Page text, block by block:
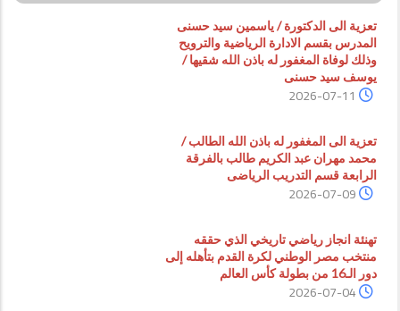
تعزية الى الدكتورة / ياسمين سيد حسنى
المدرس بقسم الادارة الرياضية والترويح
وذلك لوفاة المغفور له باذن الله شقيها /
يوسف سيد حسنى
2026-07-11
تعزية الى المغفور له باذن الله الطالب /
محمد مهران عبد الكريم طالب بالفرقة
الرابعة قسم التدريب الرياضى
2026-07-09
تهنئة انجاز رياضي تاريخي الذي حققه
منتخب مصر الوطني لكرة القدم بتأهله إلى
دور الـ16 من بطولة كأس العالم
2026-07-04